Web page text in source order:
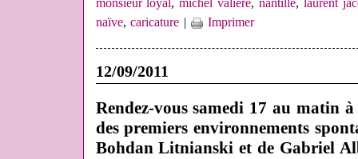
monsieur loyal,michel valière, nantillé, laurent
naïve,caricature | Imprimer
12/09/2011
Rendez-vous samedi 17 au matin
des premiers environnements
Bohdan Litnianski et de Gabriel